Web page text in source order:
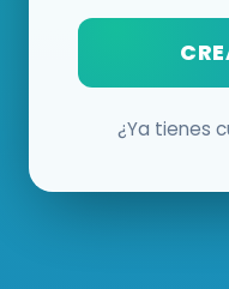
¿Ya tienes